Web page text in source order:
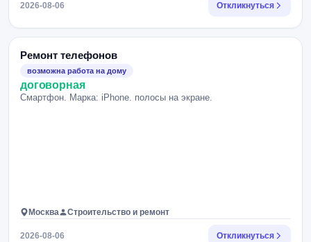
2026-08-06 Откликнуться
Ремонт телефонов
возможна работа на дому
договорная
Смартфон. Марка: iPhone. полосы на экране.
Москва Строительство и ремонт
2026-08-06 Откликнуться